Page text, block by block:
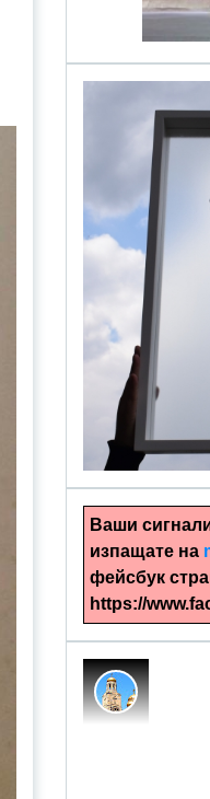
Ваши
изпащате на
фейсбук
https://